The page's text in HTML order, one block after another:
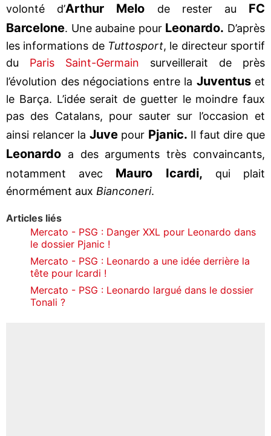
volonté d’Arthur Melo de rester au FC
Barcelone. Une aubaine pour Leonardo. D’après
les informations de Tuttosport, le directeur sportif
du Paris Saint-Germain surveillerait de près
l’évolution des négociations entre la Juventuset
le Barça. L’idée serait de guetter le moindre faux
pas des Catalans, pour sauter sur l’occasion et
ainsi relancer la Juvepour Pjanic. Il faut dire que
Leonardo a des arguments très convaincants,
notamment avec Mauro Icardi, qui plait
énormément aux Bianconeri.
Articles liés
Mercato - PSG : Danger XXL pour Leonardo dans
le dossier Pjanic !
Mercato - PSG : Leonardo a une idée derrière la
tête pour Icardi !
Mercato - PSG : Leonardo largué dans le dossier
Tonali ?